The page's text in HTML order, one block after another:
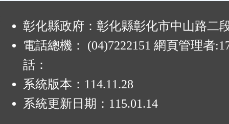
彰化縣政府：彰化縣彰化市中山路二
電話總機： (04)7222151 網頁管理者
話：
系統版本： 114.11.28
系統更新日期： 115.01.14